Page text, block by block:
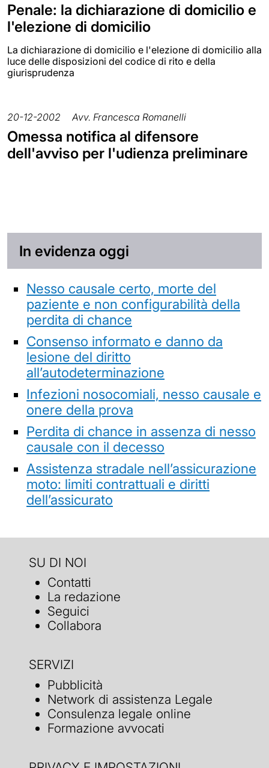
Penale: la dichiarazione di domicilio e
l'elezione di domicilio
La dichiarazione di domicilio e l'elezione di domicilio alla
luce delle disposizioni del codice di rito e della
giurisprudenza
20-12-2002 Avv. Francesca Romanelli
Omessa notifica al difensore
dell'avviso per l'udienza preliminare
In evidenza oggi
Nesso causale certo, morte del
paziente e non configurabilità della
perdita di chance
Consenso informato e danno da
lesione del diritto
all’autodeterminazione
Infezioni nosocomiali, nesso causale e
onere della prova
Perdita di chance in assenza di nesso
causale con il decesso
Assistenza stradale nell’assicurazione
moto: limiti contrattuali e diritti
dell’assicurato
SU DI NOI
Contatti
La redazione
Seguici
Collabora
SERVIZI
Pubblicità
Network di assistenza Legale
Consulenza legale online
Formazione avvocati